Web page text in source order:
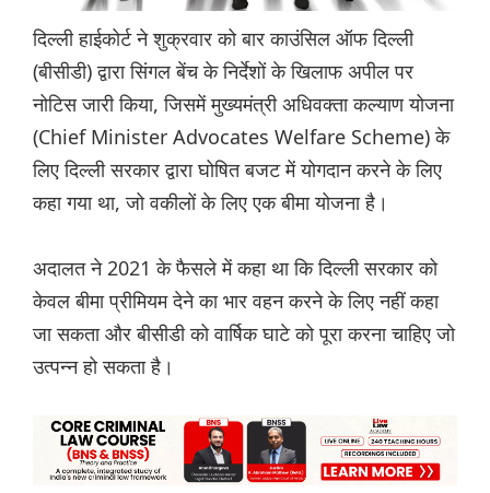
दिल्ली हाईकोर्ट ने शुक्रवार को बार काउंसिल ऑफ दिल्ली
(बीसीडी) द्वारा सिंगल बेंच के निर्देशों के खिलाफ अपील पर
नोटिस जारी किया, जिसमें मुख्यमंत्री अधिवक्ता कल्याण योजना
(Chief Minister Advocates Welfare Scheme) के
लिए दिल्ली सरकार द्वारा घोषित बजट में योगदान करने के लिए
कहा गया था, जो वकीलों के लिए एक बीमा योजना है।
अदालत ने 2021 के फैसले में कहा था कि दिल्ली सरकार को
केवल बीमा प्रीमियम देने का भार वहन करने के लिए नहीं कहा
जा सकता और बीसीडी को वार्षिक घाटे को पूरा करना चाहिए जो
उत्पन्न हो सकता है।